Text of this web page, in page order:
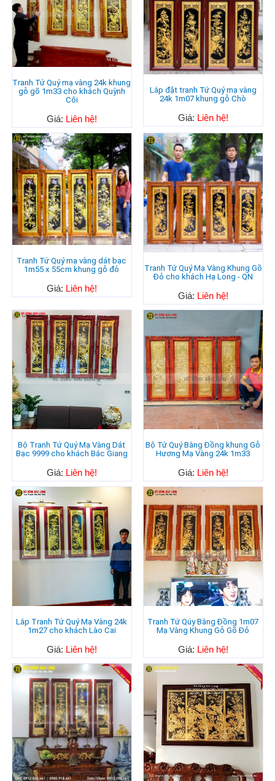
Tranh Tứ Quý mạ vàng 24k khung
gỗ gõ 1m33 cho khách Quỳnh
Côi
Giá: Liên hệ!
Lắp đặt tranh Tứ Quý mạ vàng
24k 1m07 khung gỗ Chò
Giá: Liên hệ!
Tranh Tứ Quý mạ vàng dát bạc
1m55 x 55cm khung gỗ đỏ
Giá: Liên hệ!
Tranh Tứ Quý Mạ Vàng Khung Gõ
Đỏ cho khách Hạ Long - QN
Giá: Liên hệ!
Bộ Tranh Tứ Quý Mạ Vàng Dát
Bạc 9999 cho khách Bắc Giang
Giá: Liên hệ!
Bộ Tứ Quý Bằng Đồng khung Gỗ
Hương Mạ Vàng 24k 1m33
Giá: Liên hệ!
Lắp Tranh Tứ Quý Mạ Vàng 24k
1m27 cho khách Lào Cai
Giá: Liên hệ!
Tranh Tứ Qúy Bằng Đồng 1m07
Mạ Vàng Khung Gỗ Gõ Đỏ
Giá: Liên hệ!